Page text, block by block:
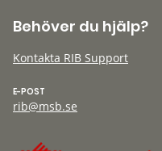
Behöver du hjälp?
Kontakta RIB Support
E-POST
rib@msb.se